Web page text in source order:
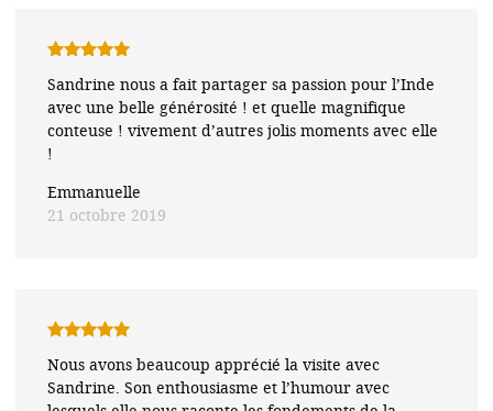
5
Emmanuelle
21 octobre 2019
Sandrine nous a fait partager sa passion pour l’Inde
avec une belle générosité ! et quelle magnifique
conteuse ! vivement d’autres jolis moments avec elle
!
5
Nous avons beaucoup apprécié la visite avec
Sandrine. Son enthousiasme et l’humour avec